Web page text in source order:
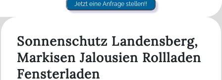
Jetzt eine Anfrage stellen!!
Sonnenschutz Landensberg,
Markisen Jalousien Rollladen
Fensterladen